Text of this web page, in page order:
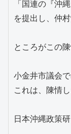
「国連の『沖
を提出し、仲
ところがこの
小金井市議会
これは、陳情
日本沖縄政策